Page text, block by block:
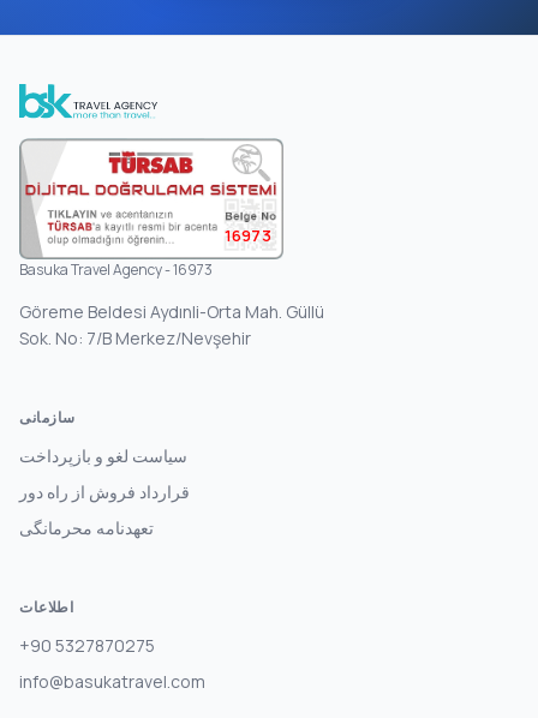
16973
Basuka Travel Agency - 16973
Göreme Beldesi Aydınli-Orta Mah. Güllü
Sok. No: 7/B Merkez/Nevşehir
سازمانی
سیاست لغو و بازپرداخت
قرارداد فروش از راه دور
تعهدنامه محرمانگی
اطلاعات
+90 5327870275
info@basukatravel.com